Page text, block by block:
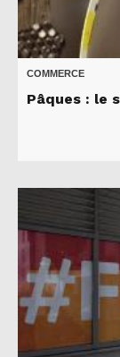
COMMERCE
Pâques : le